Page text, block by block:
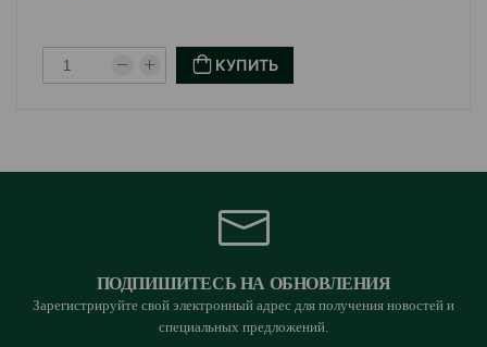
может использоваться только в случаях, когда
что намордник правильно настроен и не вызывает
дискомфорта или боли у животного.
В целом, намордник Trixie из нейлона - это удобный и
надежный аксессуар, который поможет вам
обеспечить безопасность и комфорт вашего питомца
КУПИТЬ
ПОДПИШИТЕСЬ НА ОБНОВЛЕНИЯ
Зарегистрируйте свой электронный адрес для получения новостей и
специальных предложений.